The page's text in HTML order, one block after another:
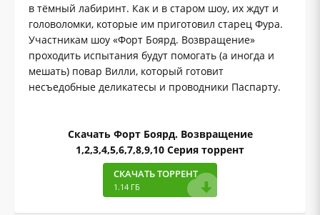
в тёмный лабиринт. Как и в старом шоу, их ждут и
головоломки, которые им приготовил старец Фура.
Участникам шоу «Форт Боярд. Возвращение»
проходить испытания будут помогать (а иногда и
мешать) повар Вилли, который готовит
несъедобные деликатесы и проводники Паспарту.
Скачать Форт Боярд. Возвращение
1,2,3,4,5,6,7,8,9,10 Серия торрент
СКАЧАТЬ ТОРРЕНТ
1.14 ГБ